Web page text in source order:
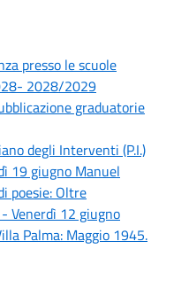
presso le scuole
2028/2029
graduatorie
degli Interventi (P.I.)
19 giugno Manuel
poesie: Oltre
Venerdì 12 giugno
Palma: Maggio 1945.